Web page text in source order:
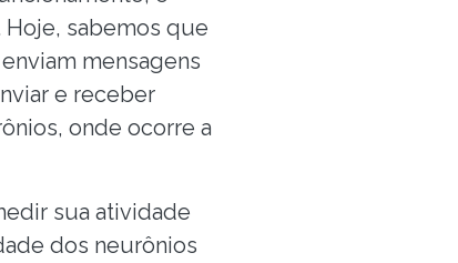
sabemos que
mensagens
e receber
onde ocorre a
sua atividade
dos neurônios